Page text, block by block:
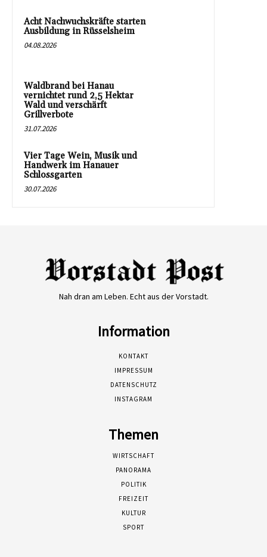
Acht Nachwuchskräfte starten
Ausbildung in Rüsselsheim
04.08.2026
Waldbrand bei Hanau
vernichtet rund 2,5 Hektar
Wald und verschärft
Grillverbote
31.07.2026
Vier Tage Wein, Musik und
Handwerk im Hanauer
Schlossgarten
30.07.2026
Nah dran am Leben. Echt aus der Vorstadt.
Information
KONTAKT
IMPRESSUM
DATENSCHUTZ
INSTAGRAM
Themen
WIRTSCHAFT
PANORAMA
POLITIK
FREIZEIT
KULTUR
SPORT